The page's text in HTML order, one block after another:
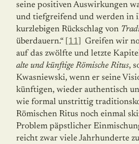
seine positiven Auswirkungen
und tiefgreifend und werden in
kurzlebigen Rückschlag von
überdauern.“
[11]
Greifen wir
auf das zwölfte und letzte
alte und künftige Römische Ritus,
Kwasniewski, wenn er seine
künftigen, wieder authentisch
wie formal unstrittig
Römischen Ritus noch einmal
Problem päpstlicher
reicht zwar viele Jahrhunderte